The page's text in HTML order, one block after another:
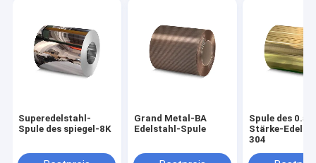
Superedelstahl-
Spule des spiegel-8K
Grand Metal-BA
Edelstahl-Spule
Spule des
Stärke-
304